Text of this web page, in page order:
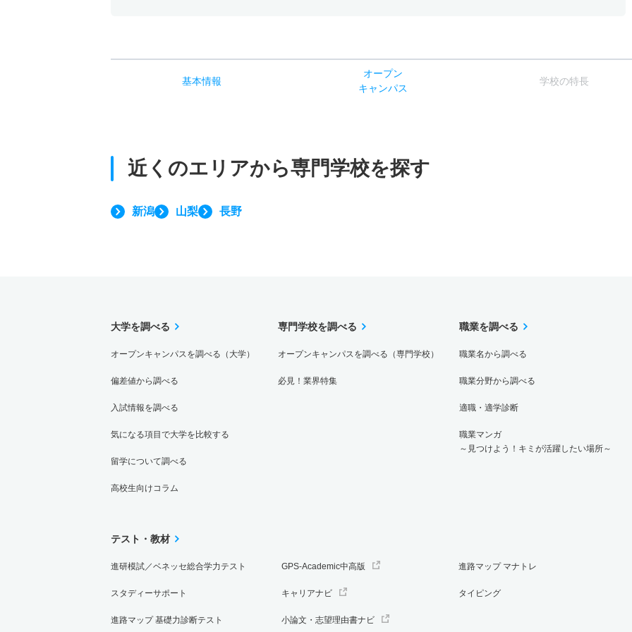
基本情報
オープン
キャンパス
学校の特長
近くのエリアから専門学校を探す
新潟 山梨 長野
大学を調べる
オープンキャンパスを調べる（大学）
偏差値から調べる
入試情報を調べる
気になる項目で大学を比較する
留学について調べる
高校生向けコラム
専門学校を調べる
オープンキャンパスを調べる（専門学校）
必見！業界特集
職業を調べる
職業名から調べる
職業分野から調べる
適職・適学診断
職業マンガ
～見つけよう！キミが活躍したい場所～
テスト・教材
進研模試／ベネッセ総合学力テスト
スタディーサポート
進路マップ 基礎力診断テスト
GPS-Academic中高版
キャリアナビ
小論文・志望理由書ナビ
進路マップ マナトレ
タイピング